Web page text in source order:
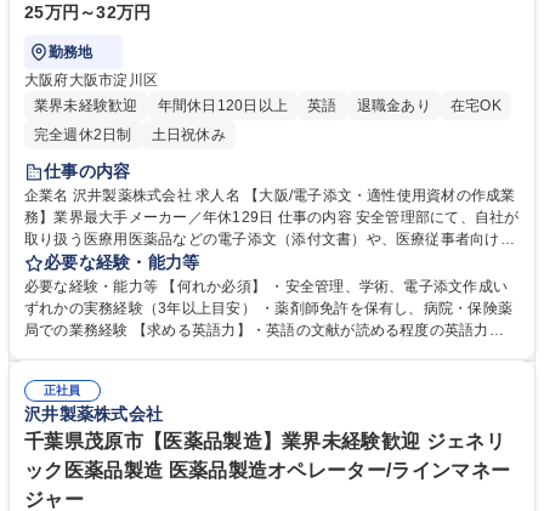
25万円～32万円
勤務地
大阪府大阪市淀川区
業界未経験歓迎
年間休日120日以上 英語 退職金あり
在宅OK
完全週休2日制
土日祝休み
仕事の内容
企業名 沢井製薬株式会社 求人名 【大阪/電子添文・適性使用資材の作成業
務】業界最大手メーカー／年休129日 仕事の内容 安全管理部にて、自社が
取り扱う医療用医薬品などの電子添文（添付文書）や、医療従事者向けの
適正使用資材の作成・改訂業務、および情報提供業務全般を主体となって
担っていただきます。 【詳細】・電子添文、適正使用資材の新規作成およ
び改訂 ・国内外の各種文献や最新の規制動向に基づく情報提供業務 【魅
力】約700品目の製品を扱っており、適正使用の推進を通じて多くの患者
して多様なキャリアを描けます。 募集職種 【大阪/電子添文・適性使用資
材の作成業務】業界最大手メーカー／年休129日
必要な経験・能力等
必要な経験・能力等 【何れか必須】 ・安全管理、学術、電子添文作成い
ずれかの実務経験（3年以上目安） ・薬剤師免許を保有し、病院・保険薬
局での業務経験 【求める英語力】・英語の文献が読める程度の英語力
業務をやり遂げられる方 ・周囲と円滑な連携を図り、論理的な文書作成が
できる方 学歴・資格 学歴：大学院 大学 語学力：英語 資格：薬剤師
正社員
沢井製薬株式会社
千葉県茂原市【医薬品製造】業界未経験歓迎 ジェネリ
ック医薬品製造 医薬品製造オペレーター/ラインマネー
ジャー